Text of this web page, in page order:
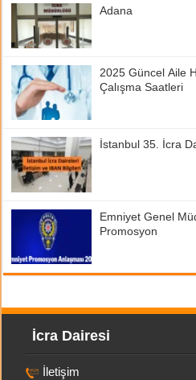
Adana
2025 Güncel Aile
Çalışma Saatleri
İstanbul 35. İcra
Emniyet Genel
Promosyon
İcra Dairesi
İletişim